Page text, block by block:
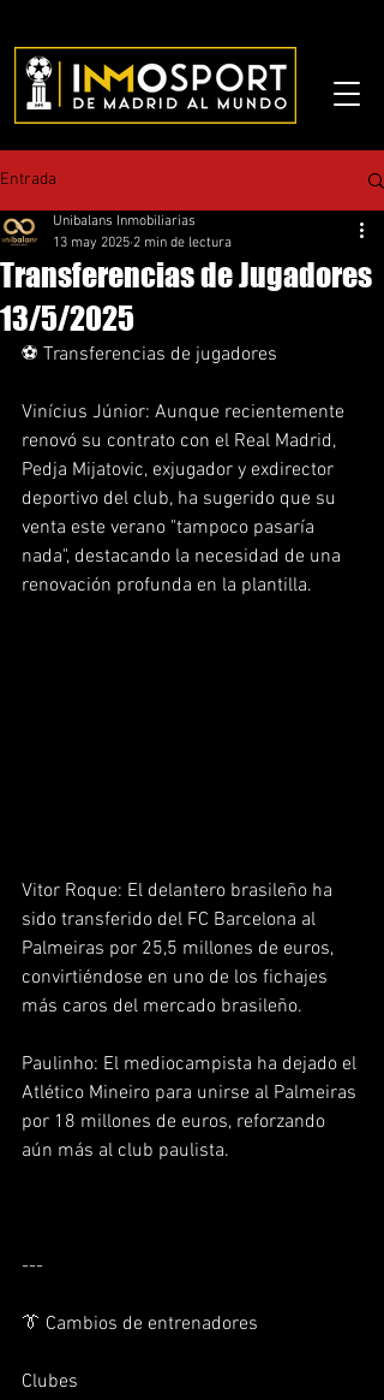
Entrada
Transferencias de Jugadores
13/5/2025
Unibalans Inmobiliarias
13 may 2025 2 min de lectura
⚽ Transferencias de jugadores
Vinícius Júnior: Aunque recientemente
renovó su contrato con el Real Madrid,
Pedja Mijatovic, exjugador y exdirector
deportivo del club, ha sugerido que su
venta este verano "tampoco pasaría
nada", destacando la necesidad de una
renovación profunda en la plantilla.
Vitor Roque: El delantero brasileño ha
sido transferido del FC Barcelona al
Palmeiras por 25,5 millones de euros,
convirtiéndose en uno de los fichajes
más caros del mercado brasileño.
Paulinho: El mediocampista ha dejado el
Atlético Mineiro para unirse al Palmeiras
por 18 millones de euros, reforzando
aún más al club paulista.
---
👔 Cambios de entrenadores
Clubes